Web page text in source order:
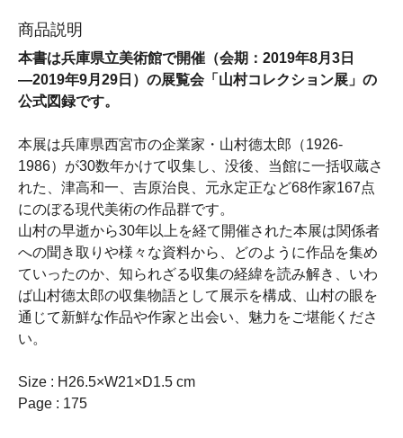
商品説明
本書は兵庫県立美術館で開催（会期：2019年8月3日
―2019年9月29日）の展覧会「山村コレクション展」の
公式図録です。
本展は兵庫県西宮市の企業家・山村德太郎（1926-
1986）が30数年かけて収集し、没後、当館に一括収蔵さ
れた、津高和一、吉原治良、元永定正など68作家167点
にのぼる現代美術の作品群です。
山村の早逝から30年以上を経て開催された本展は関係者
への聞き取りや様々な資料から、どのように作品を集め
ていったのか、知られざる収集の経緯を読み解き、いわ
ば山村德太郎の収集物語として展示を構成、山村の眼を
通じて新鮮な作品や作家と出会い、魅力をご堪能くださ
い。
Size : H26.5×W21×D1.5 cm
Page : 175